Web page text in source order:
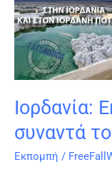
Ιορδανία:
συναντά το
Εκπομπή /
συναντά
το
ταξίδι